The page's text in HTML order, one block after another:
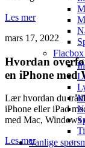
Flacbox
Vanlige
Les mer
mars 17, 2022
Hvordan
en iPhone med
Lær hvordan du
iPhone eller iPad
med Mac, Windows
Les mer